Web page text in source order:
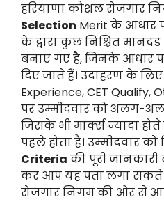
हरियाणा कौशल रोजगार
Selection Merit के आधार
के द्वारा कुछ निश्चित
बनाए गए है, जिनके आधार
दिए जाते हैं। उदाहरण के
Experience, CET
पर उम्मीदवार को अलग-
जिसके भी मार्क्स ज्यादा
पहले होता है। उम्मीदवार
Criteria की पूरी
कर आप यह पता लगा सकते
रोजगार निगम की ओर से